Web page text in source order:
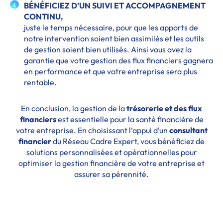
4
BÉNÉFICIEZ D’UN SUIVI ET ACCOMPAGNEMENT
CONTINU,
juste le temps nécessaire, pour que les apports de
notre intervention soient bien assimilés et les outils
de gestion soient bien utilisés. Ainsi vous avez la
garantie que votre gestion des flux financiers gagnera
en performance et que votre entreprise sera plus
rentable.
En conclusion, la gestion de latrésorerie et des flux
financiersest essentielle pour la santé financière de
votre entreprise. En choisissant l’appui d’un consultant
financierdu Réseau Cadre Expert, vous bénéficiez de
solutions personnalisées et opérationnelles pour
optimiser la gestion financière de votre entreprise et
assurer sa pérennité.